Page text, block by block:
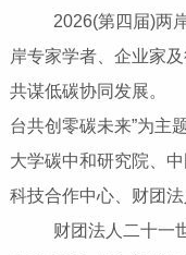
2026(第四届)两岸
岸专家学者、企业家
共谋低碳协同发展。
台共创零碳未来”为主
大学碳中和研究院、
科技合作中心、财团
财团法人二十一世